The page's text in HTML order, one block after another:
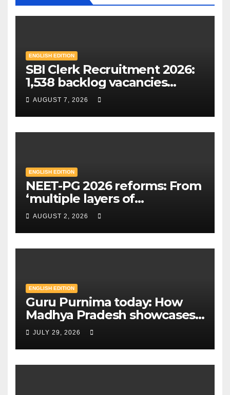
ENGLISH EDITION
SBI Clerk Recruitment 2026:
1,538 backlog vacancies
announced in special drive;
Check eligibility & how to
apply | Mint
AUGUST 7, 2026
ENGLISH EDITION
NEET-PG 2026 reforms: From
‘multiple layers of
encryption’ to centres closer
to home — Key changes in 30
August exam | Mint
AUGUST 2, 2026
ENGLISH EDITION
Guru Purnima today: How
Madhya Pradesh showcases
Sandipani schools as new
education model | Mint
JULY 29, 2026